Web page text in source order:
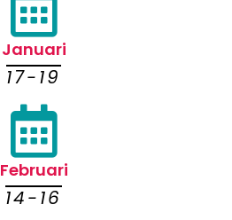
Januari
17-19
Februari
14-16